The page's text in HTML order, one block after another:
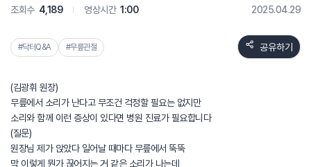
조회수 4,189 영상시간 1:00 2025.04.29
#닥터Q&A #무릎관절 공유하기
(김광휘 원장)
무릎에서 소리가 난다고 무조건 걱정할 필요는 없지만
소리와 함께 이런 증상이 있다면 병원 진료가 필요합니다
(질문)
원장님 제가 앉았다 일어날 때마다 무릎에서 뚝뚝
막 이렇게 뭔가 끊어지는 거 같은 소리가 나는데